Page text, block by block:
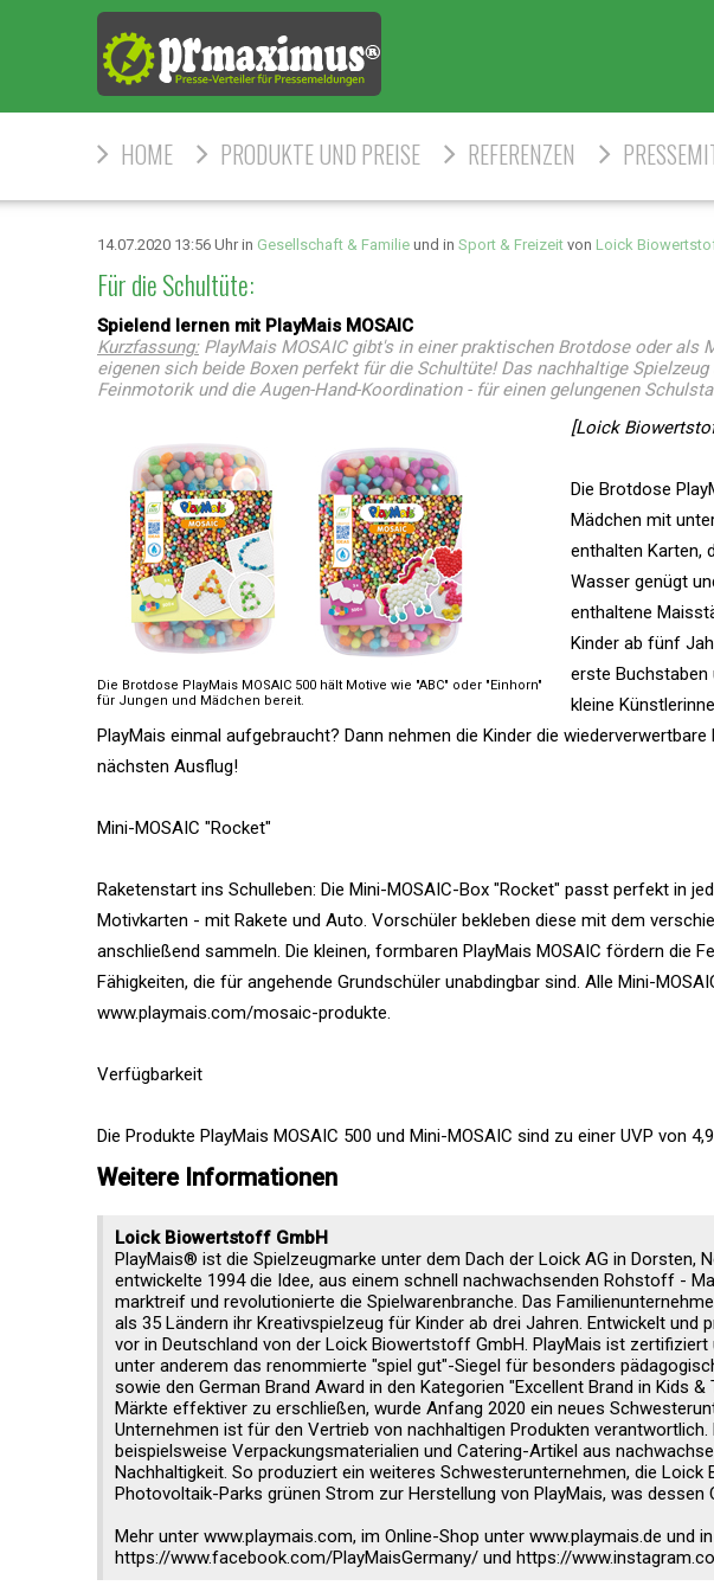
HOME PRODUKTE UND PREISE REFERENZEN
14.07.2020 13:56 Uhr in Gesellschaft & Familie und in Sport & Freizeit von Loick
Für die Schultüte:
Spielend lernen mit PlayMais MOSAIC
Kurzfassung:PlayMais MOSAIC gibt's in einer praktischen Brotdose oder als
eigenen sich beide Boxen perfekt für die Schultüte! Das nachhaltige
Feinmotorik und die Augen-Hand-Koordination - für einen gelungenen
Die Brotdose PlayMais MOSAIC 500 hält Motive wie "ABC" oder "Einhorn"
für Jungen und Mädchen bereit.
[Loick
Die Brotdose
Mädchen mit
enthalten Karten,
Wasser genügt
enthaltene
Kinder ab fünf
erste Buchstaben
kleine
PlayMais einmal aufgebraucht? Dann nehmen die Kinder die
nächsten Ausflug!
Mini-MOSAIC "Rocket"
Raketenstart ins Schulleben: Die Mini-MOSAIC-Box "Rocket" passt perfekt in
Motivkarten - mit Rakete und Auto. Vorschüler bekleben diese mit dem
anschließend sammeln. Die kleinen, formbaren PlayMais MOSAIC fördern die
Fähigkeiten, die für angehende Grundschüler unabdingbar sind. Alle Mini-
www.playmais.com/mosaic-produkte.
Verfügbarkeit
Die Produkte PlayMais MOSAIC 500 und Mini-MOSAIC sind zu einer UVP von
Weitere Informationen
Loick Biowertstoff GmbH
PlayMais® ist die Spielzeugmarke unter dem Dach der Loick AG in Dorsten,
entwickelte 1994 die Idee, aus einem schnell nachwachsenden Rohstoff -
marktreif und revolutionierte die Spielwarenbranche. Das
als 35 Ländern ihr Kreativspielzeug für Kinder ab drei Jahren. Entwickelt
vor in Deutschland von der Loick Biowertstoff GmbH. PlayMais ist
unter anderem das renommierte "spiel gut"-Siegel für besonders
sowie den German Brand Award in den Kategorien "Excellent Brand in Kids
Märkte effektiver zu erschließen, wurde Anfang 2020 ein neues
Unternehmen ist für den Vertrieb von nachhaltigen Produkten
beispielsweise Verpackungsmaterialien und Catering-Artikel aus
Nachhaltigkeit. So produziert ein weiteres Schwesterunternehmen, die Loick
Photovoltaik-Parks grünen Strom zur Herstellung von PlayMais, was dessen
Mehr unter www.playmais.com, im Online-Shop unter www.playmais.de und
https://www.facebook.com/PlayMaisGermany/ und https://